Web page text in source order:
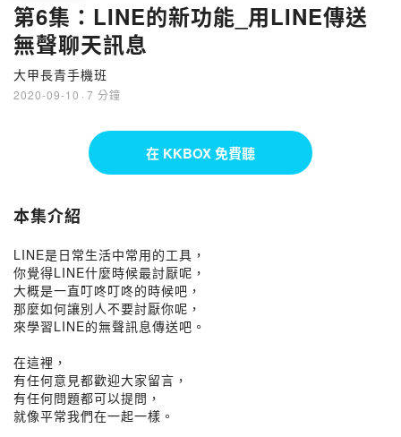
第6集：LINE的新功能_用LINE傳送
無聲聊天訊息
大甲長青手機班
2020-09-10 · 7 分鐘
在 KKBOX 免費聽
本集介紹
LINE是日常生活中常用的工具，
你覺得LINE什麼時候最討厭呢，
大概是一直叮咚叮咚的時候吧，
那麼如何讓別人不要討厭你呢，
來學習LINE的無聲訊息傳送吧。
在這裡，
有任何意見都歡迎大家留言，
有任何問題都可以提問，
就像平常我們在一起一樣。